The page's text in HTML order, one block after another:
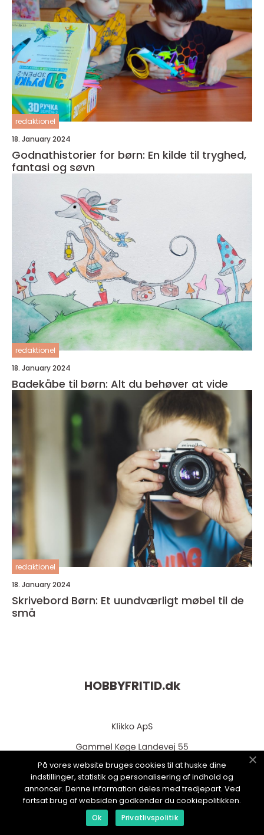
redaktionel
18. January 2024
Godnathistorier for børn: En kilde til tryghed,
fantasi og søvn
redaktionel
18. January 2024
Badekåbe til børn: Alt du behøver at vide
redaktionel
18. January 2024
Skrivebord Børn: Et uundværligt møbel til de
små
HOBBYFRITID.dk
web:www.klikko.dk
På vores website bruges cookies til at huske dine
indstillinger, statistik og personalisering af indhold og
annoncer. Denne information deles med tredjepart. Ved
fortsat brug af websiden godkender du cookiepolitikken.
Ok Privatlivspolitik